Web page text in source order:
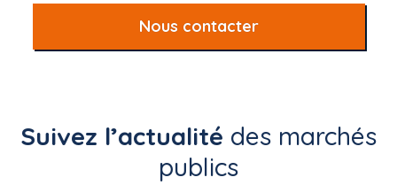
Nous contacter
Suivez l’actualité des marchés
publics